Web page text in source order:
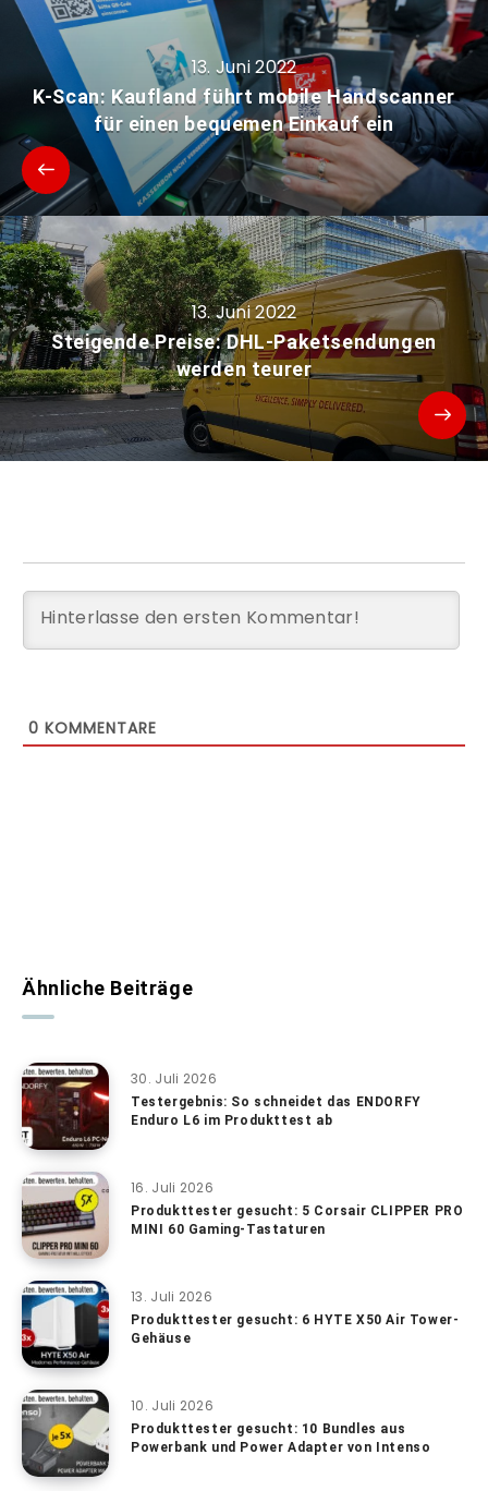
13. Juni 2022
K-Scan: Kaufland führt mobile Handscanner
für einen bequemen Einkauf ein
13. Juni 2022
Steigende Preise: DHL-Paketsendungen
werden teurer
0 KOMMENTARE
Ähnliche Beiträge
30. Juli 2026
Testergebnis: So schneidet das ENDORFY
Enduro L6 im Produkttest ab
16. Juli 2026
Produkttester gesucht: 5 Corsair CLIPPER PRO
MINI 60 Gaming-Tastaturen
13. Juli 2026
Produkttester gesucht: 6 HYTE X50 Air Tower-
Gehäuse
10. Juli 2026
Produkttester gesucht: 10 Bundles aus
Powerbank und Power Adapter von Intenso